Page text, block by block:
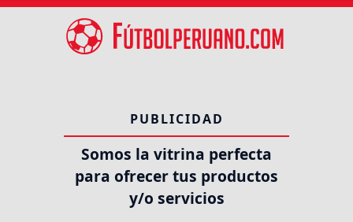
PUBLICIDAD
Somos la vitrina perfecta
para ofrecer tus productos
y/o servicios